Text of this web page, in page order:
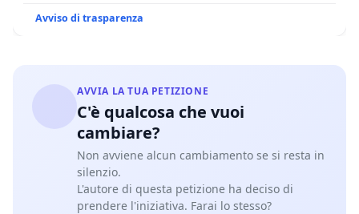
Avviso di trasparenza
AVVIA LA TUA PETIZIONE
C'è qualcosa che vuoi
cambiare?
Non avviene alcun cambiamento se si resta in
silenzio.
L'autore di questa petizione ha deciso di
prendere l'iniziativa. Farai lo stesso?